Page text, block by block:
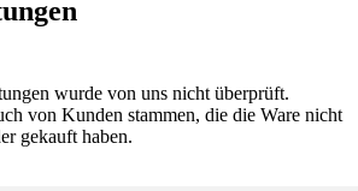
wurde von uns nicht überprüft.
von Kunden stammen, die die Ware nicht
gekauft haben.